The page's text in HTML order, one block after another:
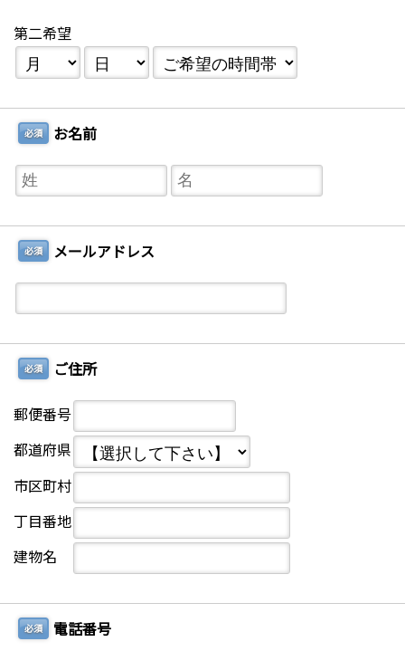
第二希望
必須 お名前
必須 メールアドレス
必須 ご住所
郵便番号
都道府県
市区町村
丁目番地
建物名
必須 電話番号